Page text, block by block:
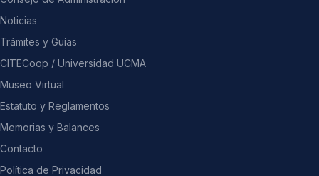
Noticias
Trámites y Guías
CITECoop / Universidad UCMA
Museo Virtual
Estatuto y Reglamentos
Memorias y Balances
Contacto
Política de Privacidad